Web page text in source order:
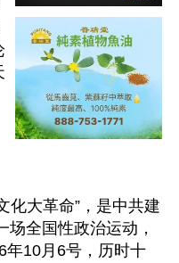
化大革命”，是中共建
全国性政治运动，
年10月6号，历时十